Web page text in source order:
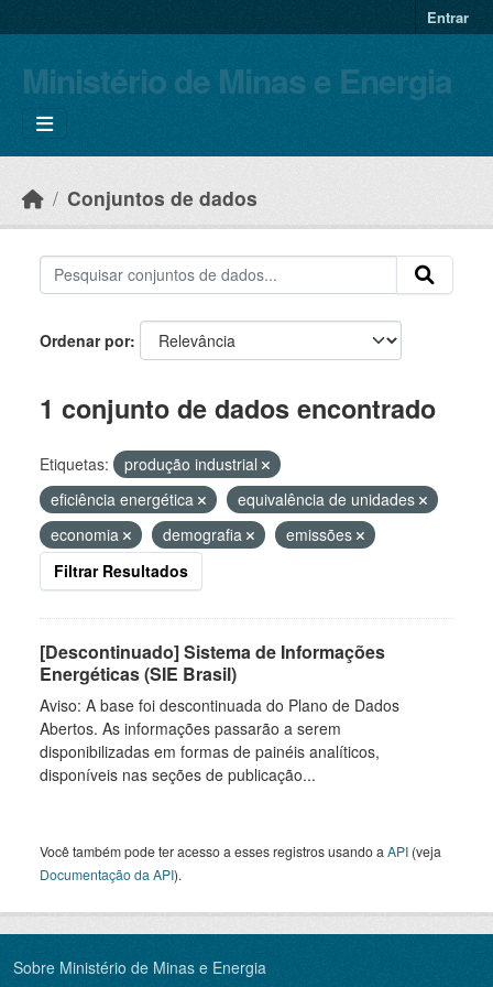
Entrar
Ministério de Minas e Energia
Conjuntos de dados
Ordenar por
1 conjunto de dados encontrado
Etiquetas:
produção industrial
eficiência energética
equivalência de unidades
economia
demografia
emissões
Filtrar Resultados
[Descontinuado] Sistema de Informações
Energéticas (SIE Brasil)
Aviso: A base foi descontinuada do Plano de Dados
Abertos. As informações passarão a serem
disponibilizadas em formas de painéis analíticos,
disponíveis nas seções de publicação...
Você também pode ter acesso a esses registros usando a API (veja
Documentação da API).
Sobre Ministério de Minas e Energia